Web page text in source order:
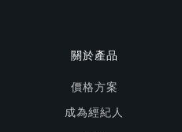
關於產品
價格方案
成為經紀人